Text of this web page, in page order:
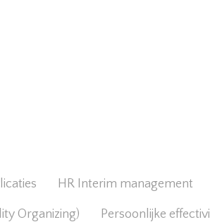
HR Interim management
Organizing) Persoonlijke